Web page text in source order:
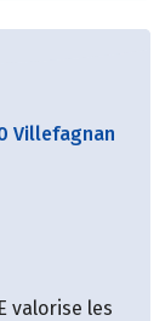
Villefagnan
valorise les